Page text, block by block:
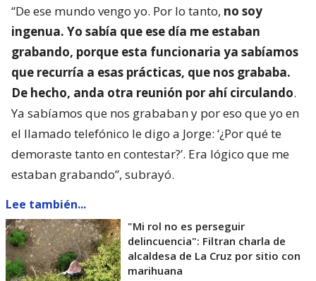
“De ese mundo vengo yo. Por lo tanto, no soy
ingenua. Yo sabía que ese día me estaban
grabando, porque esta funcionaria ya sabíamos
que recurría a esas prácticas, que nos grababa.
De hecho, anda otra reunión por ahí circulando.
Ya sabíamos que nos grababan y por eso que yo en
el llamado telefónico le digo a Jorge: ‘¿Por qué te
demoraste tanto en contestar?’. Era lógico que me
estaban grabando”, subrayó.
Lee también...
"Mi rol no es perseguir
delincuencia": Filtran charla de
alcaldesa de La Cruz por sitio con
marihuana